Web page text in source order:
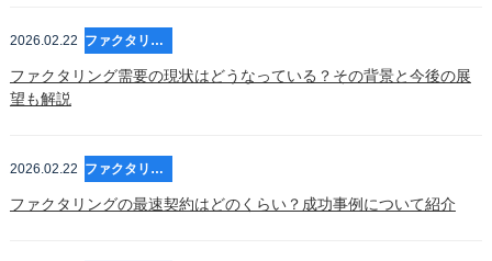
2026.02.22 ファクタリング
ファクタリング需要の現状はどうなっている？その背景と今後の展
望も解説
2026.02.22 ファクタリング
ファクタリングの最速契約はどのくらい？成功事例について紹介